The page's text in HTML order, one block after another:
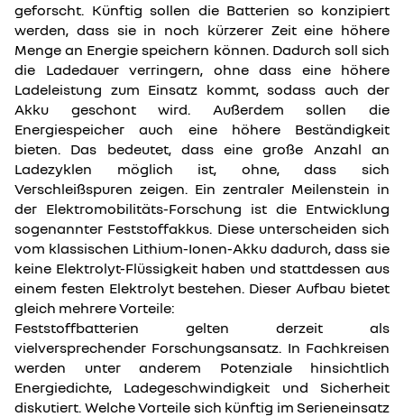
geforscht. Künftig sollen die Batterien so konzipiert
werden, dass sie in noch kürzerer Zeit eine höhere
Menge an Energie speichern können. Dadurch soll sich
die Ladedauer verringern, ohne dass eine höhere
Ladeleistung zum Einsatz kommt, sodass auch der
Akku geschont wird. Außerdem sollen die
Energiespeicher auch eine höhere Beständigkeit
bieten. Das bedeutet, dass eine große Anzahl an
Ladezyklen möglich ist, ohne, dass sich
Verschleißspuren zeigen. Ein zentraler Meilenstein in
der Elektromobilitäts-Forschung ist die Entwicklung
sogenannter Feststoffakkus. Diese unterscheiden sich
vom klassischen Lithium-Ionen-Akku dadurch, dass sie
keine Elektrolyt-Flüssigkeit haben und stattdessen aus
einem festen Elektrolyt bestehen. Dieser Aufbau bietet
gleich mehrere Vorteile:
Feststoffbatterien gelten derzeit als
vielversprechender Forschungsansatz. In Fachkreisen
werden unter anderem Potenziale hinsichtlich
Energiedichte, Ladegeschwindigkeit und Sicherheit
diskutiert. Welche Vorteile sich künftig im Serieneinsatz